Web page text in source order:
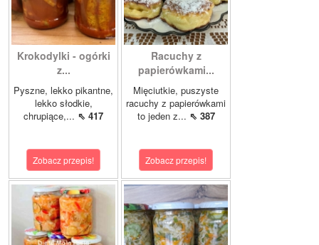
Krokodylki - ogórki
z...
Pyszne, lekko pikantne,
lekko słodkie,
chrupiące,... ⇖ 417
Zobacz przepis!
Racuchy z
papierówkami...
Mięciutkie, puszyste
racuchy z papierówkami
to jeden z... ⇖ 387
Zobacz przepis!